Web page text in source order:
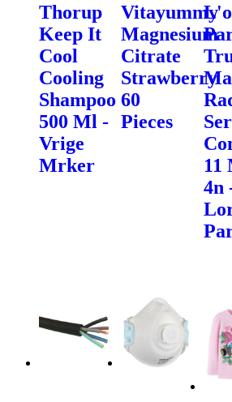
Thorup
Keep It
Cool
Cooling
Shampoo
500 Ml -
Vrige
Mrker
Vitayummy
Magnesium
Citrate
Strawberry
60
Pieces
11
4n